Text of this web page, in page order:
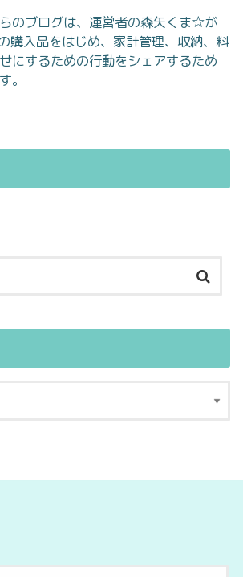
のブログは、運営者の森矢くま☆が
購入品をはじめ、家計管理、収納、料
にするための行動をシェアするため
。